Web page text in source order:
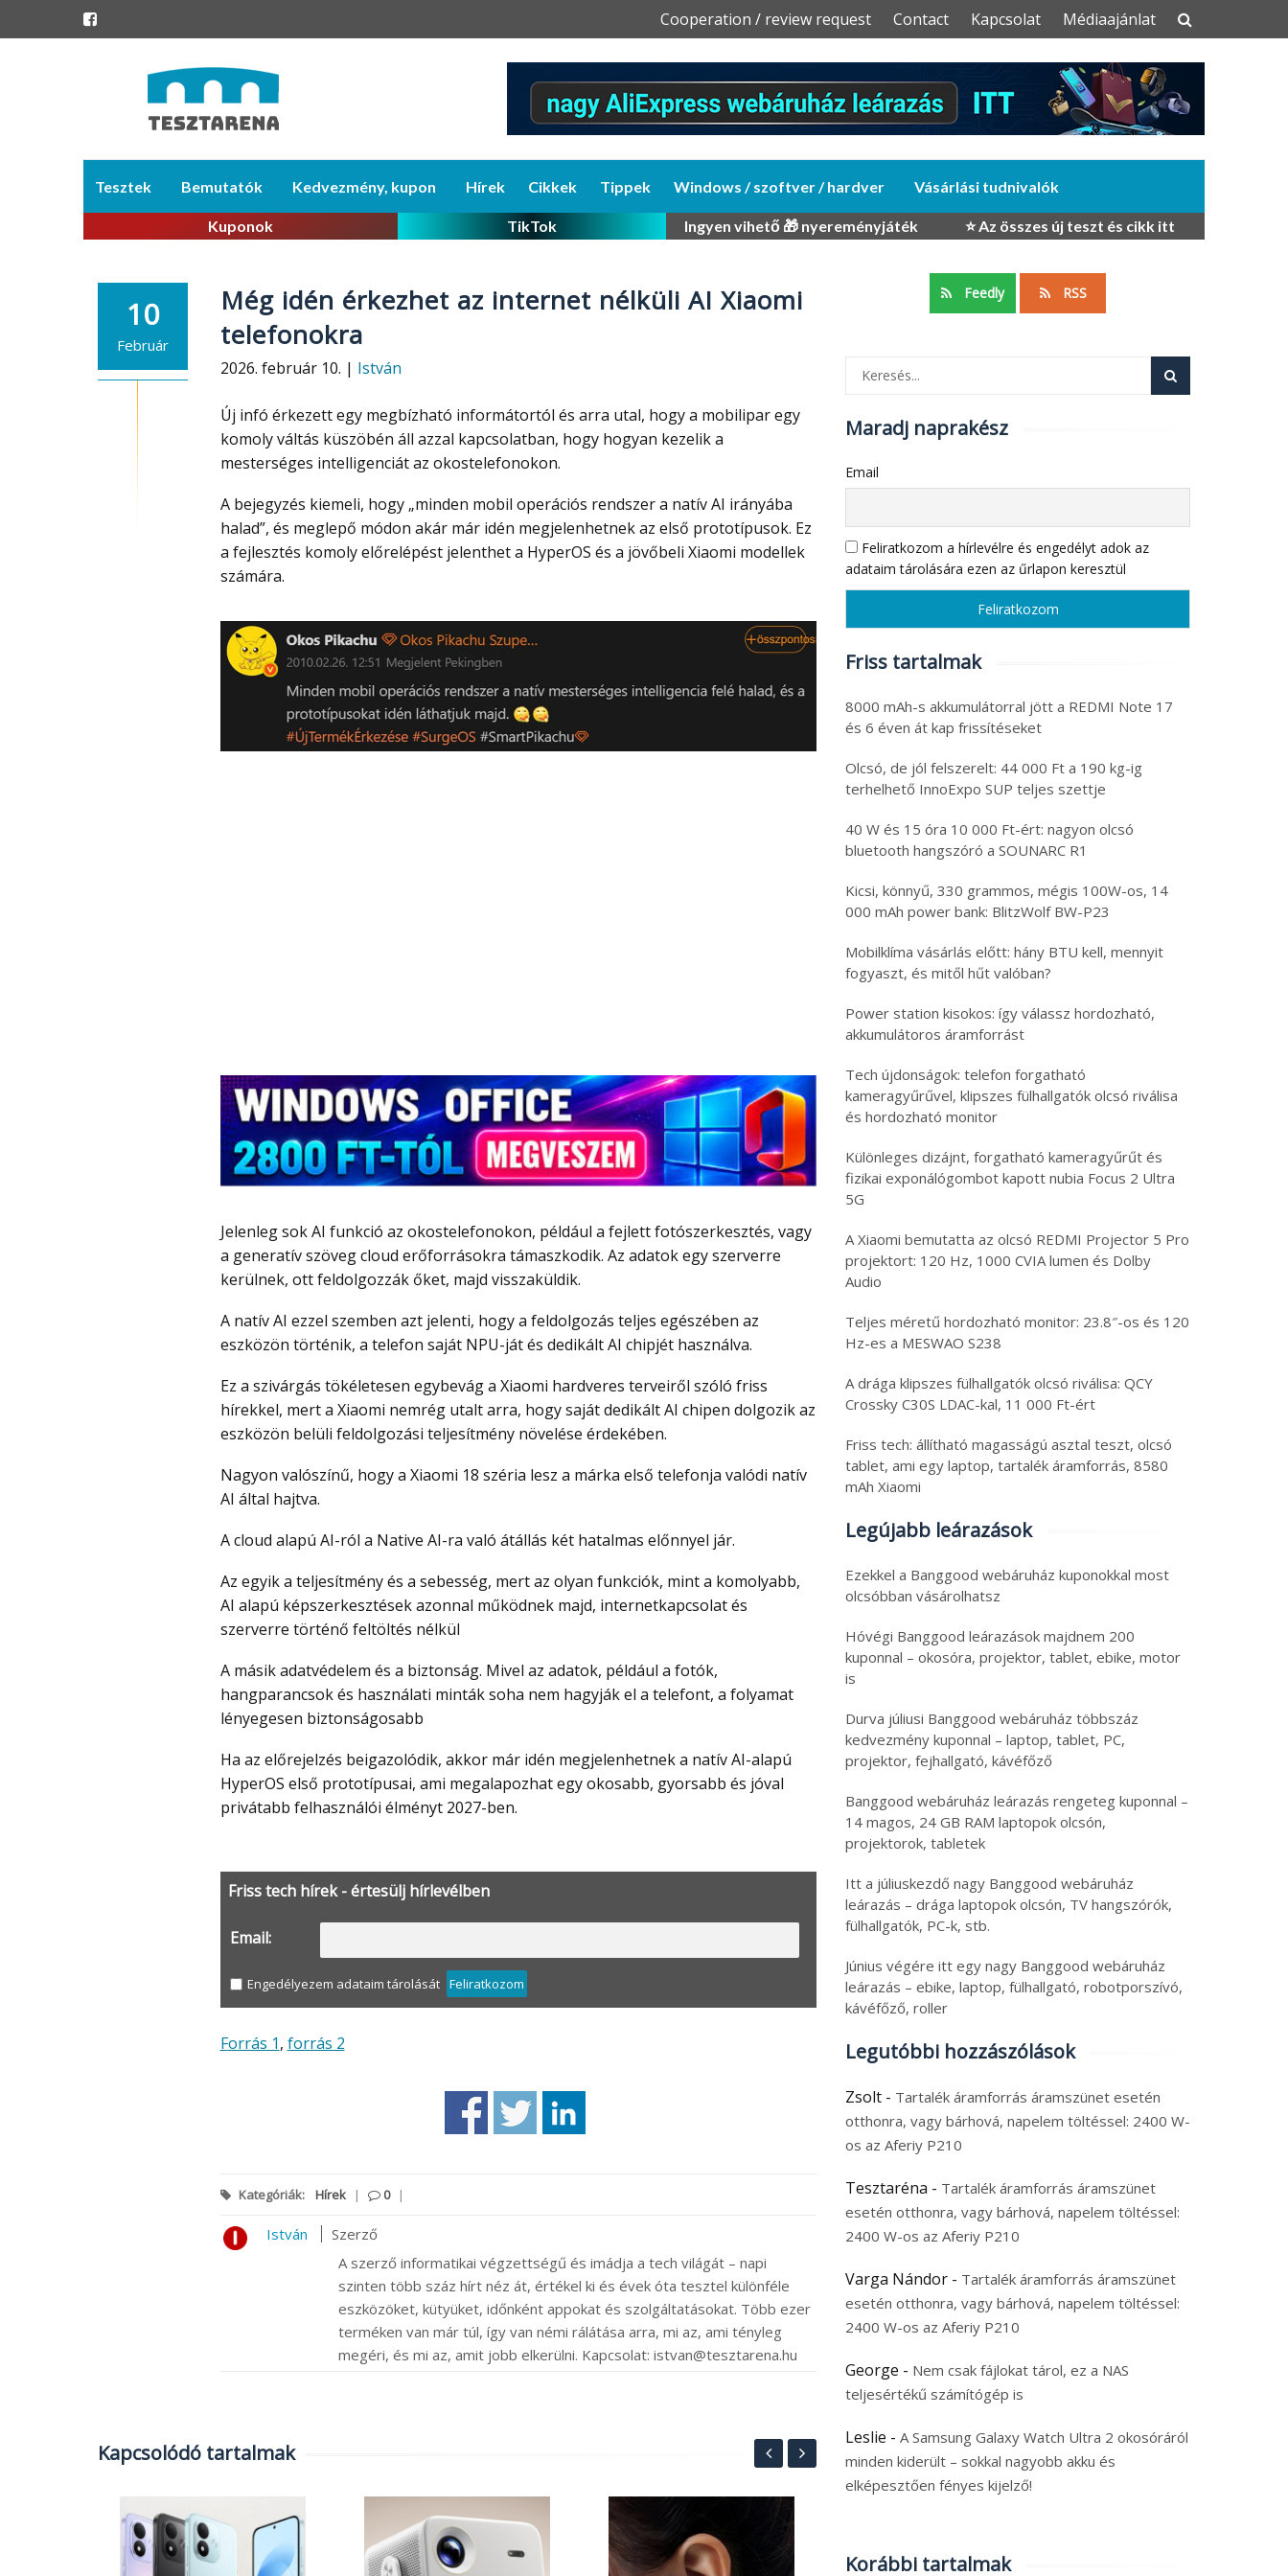
Skip
Cooperation / review request Contact Kapcsolat Médiaajánlat
content
Tesztek Bemutatók Kedvezmény, kupon Hírek Cikkek Tippek Windows / szoftver / hardver Vásárlási tudnivalók
Kuponok TikTok Ingyen vihető 🎁 nyereményjáték ⭐ Az összes új teszt és cikk itt
10
Február
Még idén érkezhet az internet nélküli AI Xiaomi
telefonokra
2026. február 10. | István
Új infó érkezett egy megbízható informátortól és arra utal, hogy a mobilipar egy
komoly váltás küszöbén áll azzal kapcsolatban, hogy hogyan kezelik a
mesterséges intelligenciát az okostelefonokon.
A bejegyzés kiemeli, hogy „minden mobil operációs rendszer a natív AI irányába
halad”, és meglepő módon akár már idén megjelenhetnek az első prototípusok. Ez
a fejlesztés komoly előrelépést jelenthet a HyperOS és a jövőbeli Xiaomi modellek
számára.
Jelenleg sok AI funkció az okostelefonokon, például a fejlett fotószerkesztés, vagy
a generatív szöveg cloud erőforrásokra támaszkodik. Az adatok egy szerverre
kerülnek, ott feldolgozzák őket, majd visszaküldik.
A natív AI ezzel szemben azt jelenti, hogy a feldolgozás teljes egészében az
eszközön történik, a telefon saját NPU-ját és dedikált AI chipjét használva.
Ez a szivárgás tökéletesen egybevág a Xiaomi hardveres terveiről szóló friss
hírekkel, mert a Xiaomi nemrég utalt arra, hogy saját dedikált AI chipen dolgozik az
eszközön belüli feldolgozási teljesítmény növelése érdekében.
Nagyon valószínű, hogy a Xiaomi 18 széria lesz a márka első telefonja valódi natív
AI által hajtva.
A cloud alapú AI-ról a Native AI-ra való átállás két hatalmas előnnyel jár.
Az egyik a teljesítmény és a sebesség, mert az olyan funkciók, mint a komolyabb,
AI alapú képszerkesztések azonnal működnek majd, internetkapcsolat és
szerverre történő feltöltés nélkül
A másik adatvédelem és a biztonság. Mivel az adatok, például a fotók,
hangparancsok és használati minták soha nem hagyják el a telefont, a folyamat
lényegesen biztonságosabb
Ha az előrejelzés beigazolódik, akkor már idén megjelenhetnek a natív AI-alapú
HyperOS első prototípusai, ami megalapozhat egy okosabb, gyorsabb és jóval
privátabb felhasználói élményt 2027-ben.
Friss tech hírek - értesülj hírlevélben
Email:
Engedélyezem adataim tárolását Feliratkozom
Forrás 1, forrás 2
Kategóriák: Hírek | 0 |
István
Szerző
A szerző informatikai végzettségű és imádja a tech világát – napi
szinten több száz hírt néz át, értékel ki és évek óta tesztel különféle
eszközöket, kütyüket, időnként appokat és szolgáltatásokat. Több ezer
terméken van már túl, így van némi rálátása arra, mi az, ami tényleg
megéri, és mi az, amit jobb elkerülni. Kapcsolat: istvan@tesztarena.hu
Kapcsolódó tartalmak
es kamerát kap a REDMI
Feedly RSS
Maradj naprakész
Email
Feliratkozom a hírlevélre és engedélyt adok az
adataim tárolására ezen az űrlapon keresztül
Friss tartalmak
8000 mAh-s akkumulátorral jött a REDMI Note 17
és 6 éven át kap frissítéseket
Olcsó, de jól felszerelt: 44 000 Ft a 190 kg-ig
terhelhető InnoExpo SUP teljes szettje
40 W és 15 óra 10 000 Ft-ért: nagyon olcsó
bluetooth hangszóró a SOUNARC R1
Kicsi, könnyű, 330 grammos, mégis 100W-os, 14
000 mAh power bank: BlitzWolf BW-P23
Mobilklíma vásárlás előtt: hány BTU kell, mennyit
fogyaszt, és mitől hűt valóban?
Power station kisokos: így válassz hordozható,
akkumulátoros áramforrást
Tech újdonságok: telefon forgatható
kameragyűrűvel, klipszes fülhallgatók olcsó riválisa
és hordozható monitor
Különleges dizájnt, forgatható kameragyűrűt és
fizikai exponálógombot kapott nubia Focus 2 Ultra
5G
A Xiaomi bemutatta az olcsó REDMI Projector 5 Pro
projektort: 120 Hz, 1000 CVIA lumen és Dolby
Audio
Teljes méretű hordozható monitor: 23.8″-os és 120
Hz-es a MESWAO S238
A drága klipszes fülhallgatók olcsó riválisa: QCY
Crossky C30S LDAC-kal, 11 000 Ft-ért
Friss tech: állítható magasságú asztal teszt, olcsó
tablet, ami egy laptop, tartalék áramforrás, 8580
mAh Xiaomi
Legújabb leárazások
Ezekkel a Banggood webáruház kuponokkal most
olcsóbban vásárolhatsz
Hóvégi Banggood leárazások majdnem 200
kuponnal – okosóra, projektor, tablet, ebike, motor
is
Durva júliusi Banggood webáruház többszáz
kedvezmény kuponnal – laptop, tablet, PC,
projektor, fejhallgató, kávéfőző
Banggood webáruház leárazás rengeteg kuponnal –
14 magos, 24 GB RAM laptopok olcsón,
projektorok, tabletek
Itt a júliuskezdő nagy Banggood webáruház
leárazás – drága laptopok olcsón, TV hangszórók,
fülhallgatók, PC-k, stb.
Június végére itt egy nagy Banggood webáruház
leárazás – ebike, laptop, fülhallgató, robotporszívó,
kávéfőző, roller
Legutóbbi hozzászólások
Zsolt - Tartalék áramforrás áramszünet esetén
otthonra, vagy bárhová, napelem töltéssel: 2400 W-
os az Aferiy P210
Tesztaréna - Tartalék áramforrás áramszünet
esetén otthonra, vagy bárhová, napelem töltéssel:
2400 W-os az Aferiy P210
Varga Nándor - Tartalék áramforrás áramszünet
esetén otthonra, vagy bárhová, napelem töltéssel:
2400 W-os az Aferiy P210
George - Nem csak fájlokat tárol, ez a NAS
teljesértékű számítógép is
Leslie - A Samsung Galaxy Watch Ultra 2 okosóráról
minden kiderült – sokkal nagyobb akku és
elképesztően fényes kijelző!
Korábbi tartalmak